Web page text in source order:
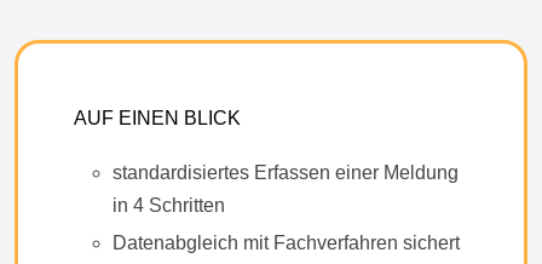
AUF EINEN BLICK
standardisiertes Erfassen einer Meldung
in 4 Schritten
Datenabgleich mit Fachverfahren sichert